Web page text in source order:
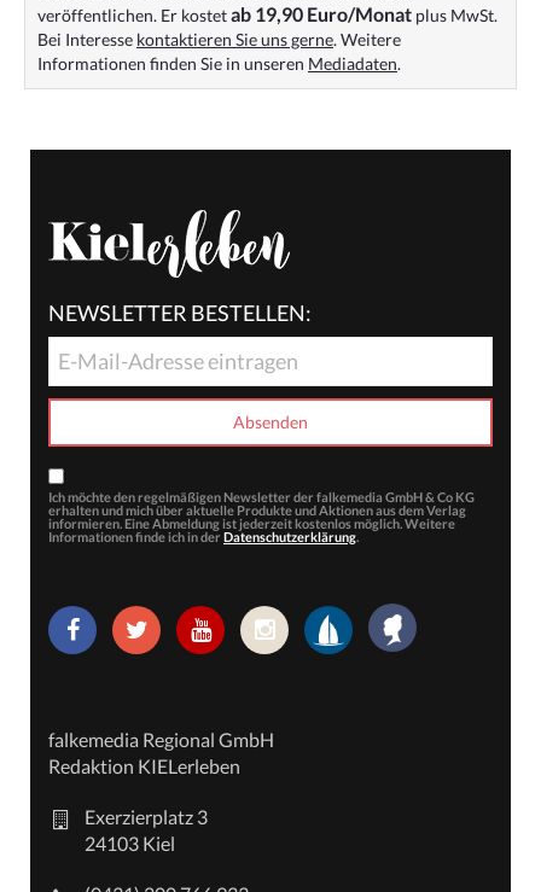
veröffentlichen. Er kostetab 19,90 Euro/Monat plus MwSt.
Bei Interesse kontaktieren Sie uns gerne. Weitere
Informationen finden Sie in unseren Mediadaten.
NEWSLETTER BESTELLEN:
Ich möchte den regelmäßigen Newsletter der falkemedia GmbH & Co KG
erhalten und mich über aktuelle Produkte und Aktionen aus dem Verlag
informieren. Eine Abmeldung ist jederzeit kostenlos möglich. Weitere
Informationen finde ich in der Datenschutzerklärung.
falkemedia Regional GmbH
Redaktion KIELerleben
Exerzierplatz 3
24103 Kiel